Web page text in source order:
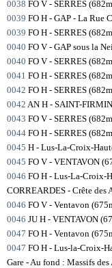
0038 FO V - SERRES
0039 FO H - GAP - La Rue
0039 FO H - SERRES
0040 FO V - GAP sous la
0040 FO V - SERRES
0041 FO H - SERRES
0042 FO H - SERRES
0042 AN H - SAINT-
0043 FO V - SERRES
0044 FO H - SERRES
0045 H - Lus-La-Croix-
0045 FO V - VENTAVON
0046 FO H - Lus-La-Croix-
CORREARDES - Crête
0046 FO V - Ventavon
0046 JU H - VENTAVON
0047 FO H - Ventavon
0047 FO H - Lus-la-Croix-
Gare - Au fond : Massifs